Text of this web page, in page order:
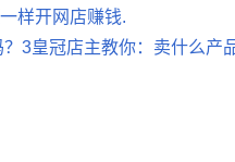
样开网店赚钱.
3皇冠店主教你：卖什么产